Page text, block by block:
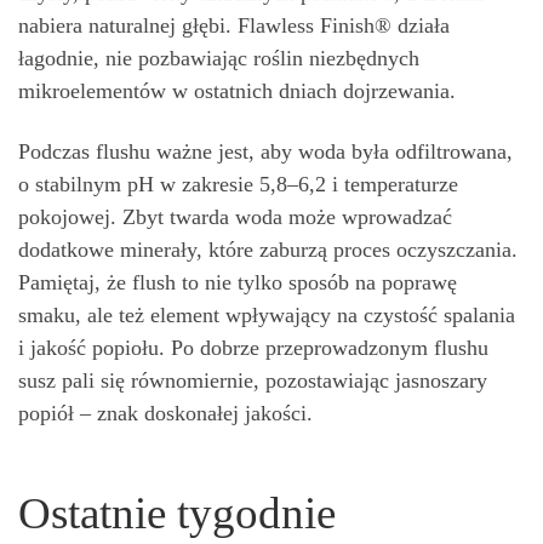
nabiera naturalnej głębi. Flawless Finish® działa
łagodnie, nie pozbawiając roślin niezbędnych
mikroelementów w ostatnich dniach dojrzewania.
Podczas flushu ważne jest, aby woda była odfiltrowana,
o stabilnym pH w zakresie 5,8–6,2 i temperaturze
pokojowej. Zbyt twarda woda może wprowadzać
dodatkowe minerały, które zaburzą proces oczyszczania.
Pamiętaj, że flush to nie tylko sposób na poprawę
smaku, ale też element wpływający na czystość spalania
i jakość popiołu. Po dobrze przeprowadzonym flushu
susz pali się równomiernie, pozostawiając jasnoszary
popiół – znak doskonałej jakości.
Ostatnie tygodnie